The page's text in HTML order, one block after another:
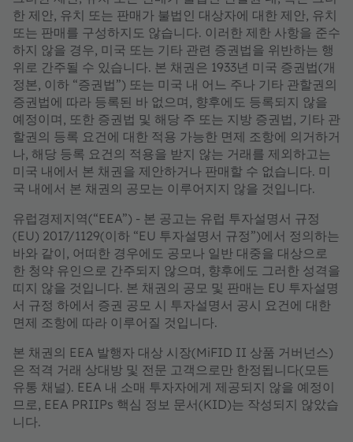
한 제안, 유치 또는 판매가 불법인 대상자에 대한 제안, 유치
또는 판매를 구성하지도 않습니다. 이러한 제한 사항을 준수
하지 않을 경우, 미국 또는 기타 관련 증권법을 위반하는 행
위로 간주될 수 있습니다. 본 채권은 1933년 미국 증권법(개
정본, 이하 “증권법”) 또는 미국 내 어느 주나 기타 관할권의
증권법에 따라 등록된 바 없으며, 향후에도 등록되지 않을
예정이며, 또한 증권법 및 해당 주 또는 지방 증권법, 기타 관
할권의 등록 요건에 대한 적용 가능한 면제 조항에 의거하거
나, 해당 등록 요건의 적용을 받지 않는 거래를 제외하고는
미국 내에서 본 채권을 제안하거나 판매할 수 없습니다. 미
국 내에서 본 채권의 공모는 이루어지지 않을 것입니다.
유럽경제지역(“EEA”) - 본 공고는 유럽 투자설명서 규정
(EU) 2017/1129(이하 “EU 투자설명서 규정”)에서 정의하는
바와 같이, 어떠한 경우에도 공모나 일반 대중을 대상으로
한 청약 유인으로 간주되지 않으며, 향후에도 그러한 성격을
띠지 않을 것입니다. 본 채권의 공모 및 판매는 EU 투자설명
서 규정 하에서 증권 공모 시 투자설명서 공시 요건에 대한
면제 조항에 따라 이루어질 것입니다.
본 채권의 EEA 발행자 대상 시장(MiFID II 상품 거버넌스)
은 적격 거래 상대방 및 전문 고객으로만 한정됩니다(모든
유통 채널). EEA 내 소매 투자자에게 제공되지 않을 예정이
므로, EEA PRIIPs 핵심 정보 문서(KID)는 작성되지 않았습
니다.